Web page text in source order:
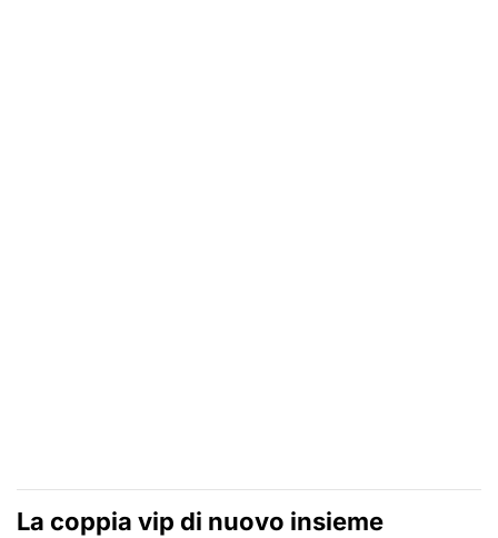
La coppia vip di nuovo insieme